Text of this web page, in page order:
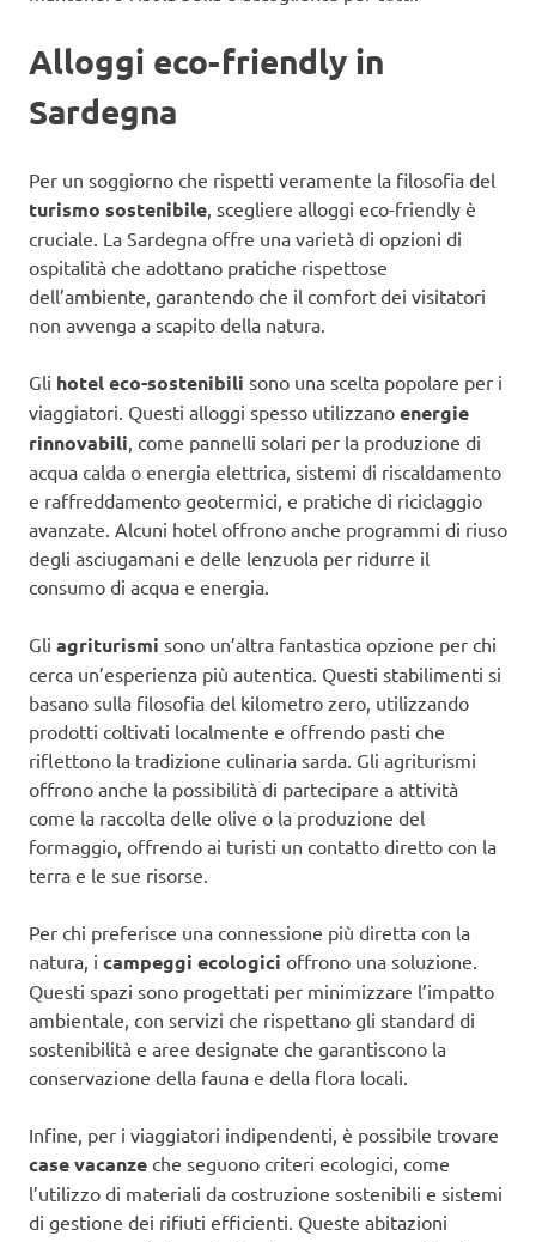
Alloggi eco-friendly in
Sardegna
Per un soggiorno che rispetti veramente la filosofia del
turismo sostenibile , scegliere alloggi eco-friendly è
cruciale. La Sardegna offre una varietà di opzioni di
ospitalità che adottano pratiche rispettose
dell’ambiente, garantendo che il comfort dei visitatori
non avvenga a scapito della natura.
Gli hotel eco-sostenibili sono una scelta popolare per i
viaggiatori. Questi alloggi spesso utilizzano energie
rinnovabili , come pannelli solari per la produzione di
acqua calda o energia elettrica, sistemi di riscaldamento
e raffreddamento geotermici, e pratiche di riciclaggio
avanzate. Alcuni hotel offrono anche programmi di riuso
degli asciugamani e delle lenzuola per ridurre il
consumo di acqua e energia.
Gli agriturismi sono un’altra fantastica opzione per chi
cerca un’esperienza più autentica. Questi stabilimenti si
basano sulla filosofia del kilometro zero, utilizzando
prodotti coltivati localmente e offrendo pasti che
riflettono la tradizione culinaria sarda. Gli agriturismi
offrono anche la possibilità di partecipare a attività
come la raccolta delle olive o la produzione del
formaggio, offrendo ai turisti un contatto diretto con la
terra e le sue risorse.
Per chi preferisce una connessione più diretta con la
natura, i campeggi ecologici offrono una soluzione.
Questi spazi sono progettati per minimizzare l’impatto
ambientale, con servizi che rispettano gli standard di
sostenibilità e aree designate che garantiscono la
conservazione della fauna e della flora locali.
Infine, per i viaggiatori indipendenti, è possibile trovare
case vacanze che seguono criteri ecologici, come
l’utilizzo di materiali da costruzione sostenibili e sistemi
di gestione dei rifiuti efficienti. Queste abitazioni